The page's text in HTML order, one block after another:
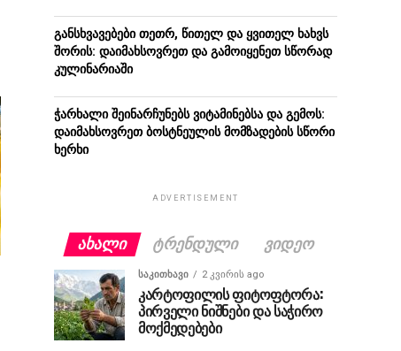
განსხვავებები თეთრ, წითელ და ყვითელ ხახვს
შორის: დაიმახსოვრეთ და გამოიყენეთ სწორად
კულინარიაში
ჭარხალი შეინარჩუნებს ვიტამინებსა და გემოს:
დაიმახსოვრეთ ბოსტნეულის მომზადების სწორი
ხერხი
ADVERTISEMENT
ᲐᲮᲐᲚᲘ ᲢᲠᲔᲜᲓᲣᲚᲘ ᲕᲘᲓᲔᲝ
ᲡᲐᲙᲘᲗᲮᲐᲕᲘ 2 კვირის ago
კარტოფილის ფიტოფტორა:
პირველი ნიშნები და საჭირო
მოქმედებები